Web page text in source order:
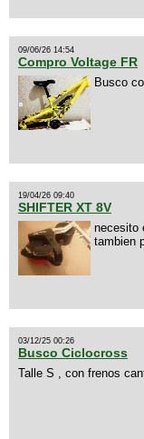
09/06/26 14:54
Compro Voltage FR
Busco
19/04/26 09:40
SHIFTER XT 8V
necesito
tambien
03/12/25 00:26
Busco Ciclocross
Talle S , con frenos